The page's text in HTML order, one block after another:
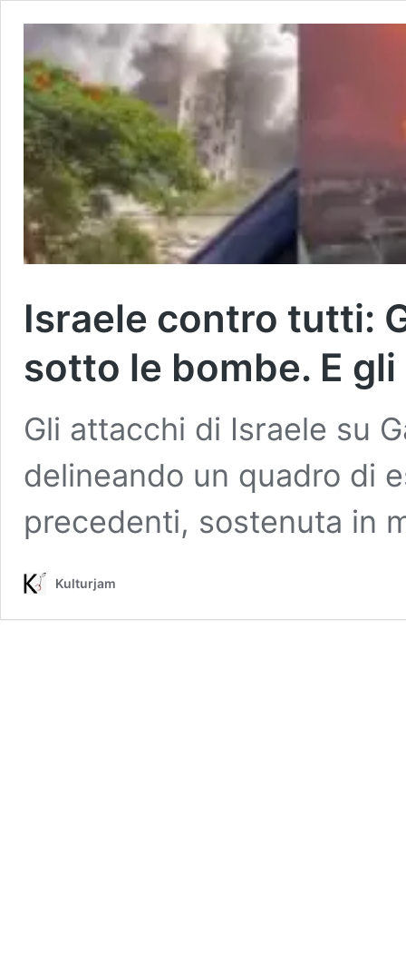
Israele contro tutti:
sotto le bombe. E
Gli attacchi di Israele su
delineando un quadro di
precedenti, sostenuta in
Kulturjam